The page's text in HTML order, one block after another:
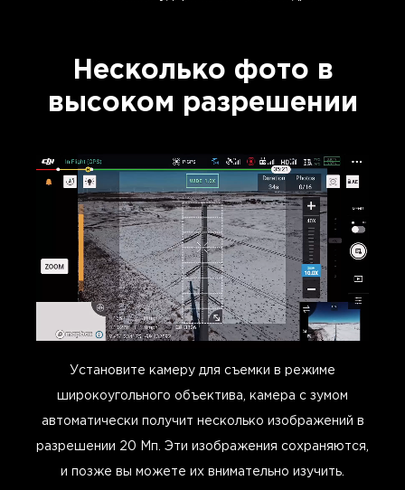
Несколько фото в
высоком разрешении
Установите камеру для съемки в режиме
широкоугольного объектива, камера с зумом
автоматически получит несколько изображений в
разрешении 20 Мп. Эти изображения сохраняются,
и позже вы можете их внимательно изучить.